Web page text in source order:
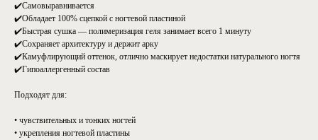
✔️Самовыравнивается
✔️Обладает 100% сцепкой с ногтевой пластиной
✔️Быстрая сушка — полимеризация геля занимает всего 1 минуту
✔️Сохраняет архитектуру и держит арку
✔️Камуфлирующий оттенок, отлично маскирует недостатки натурального ногтя
✔️Гипоаллергенный состав
Подходят для:
• чувствительных и тонких ногтей
• укрепления ногтевой пластины